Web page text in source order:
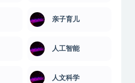
亲子育儿
人工智能
人文科学